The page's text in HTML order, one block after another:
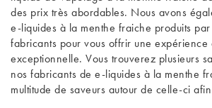
des prix très abordables. Nous avons
e-liquides à la menthe fraiche produits
fabricants pour vous offrir une expérience
exceptionnelle. Vous trouverez plusieurs
nos fabricants de e-liquides à la menthe
multitude de saveurs autour de celle-ci